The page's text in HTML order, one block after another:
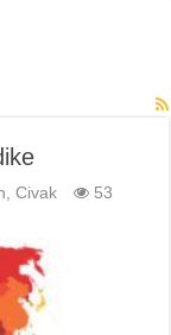
,Civak 53